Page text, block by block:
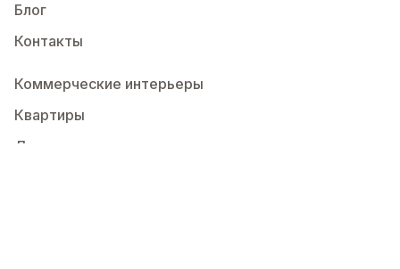
Блог
Контакты
Коммерческие интерьеры
Квартиры
Дома